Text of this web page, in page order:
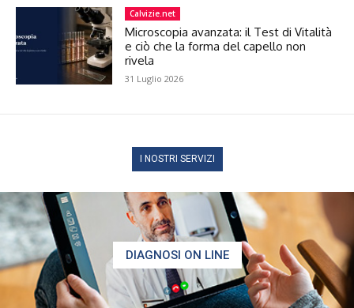
Calvizie.net
Microscopia avanzata: il Test di Vitalità
e ciò che la forma del capello non
rivela
31 Luglio 2026
I NOSTRI SERVIZI
DIAGNOSI ON LINE